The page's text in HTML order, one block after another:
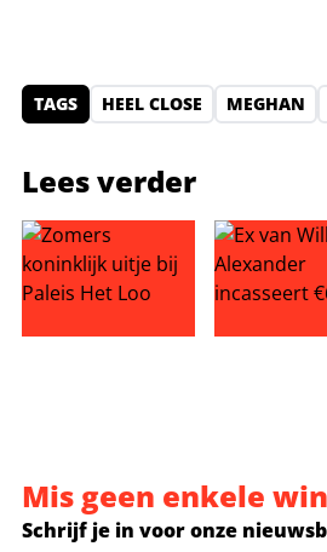
TAGS HEEL CLOSE MEGHAN
Lees verder
Mis geen enkele
Schrijf je in voor onze